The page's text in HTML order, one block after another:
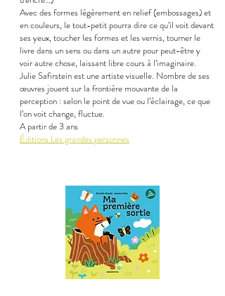
Avec des formes légèrement en relief (embossages) et
en couleurs, le tout-petit pourra dire ce qu’il voit devant
ses yeux, toucher les formes et les vernis, tourner le
livre dans un sens ou dans un autre pour peut-être y
voir autre chose, laissant libre cours à l’imaginaire.
Julie Safirstein est une artiste visuelle. Nombre de ses
œuvres jouent sur la frontière mouvante de la
perception : selon le point de vue ou l’éclairage, ce que
l’on voit change, fluctue.
A partir de 3 ans
Éditions Les grandes personnes